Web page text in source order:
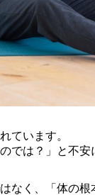
ています。
では？」と不
なく、「体の